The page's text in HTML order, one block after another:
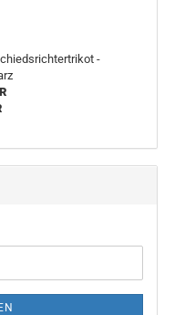
-